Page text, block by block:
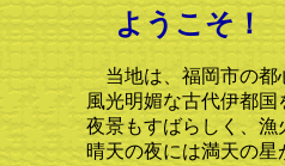
ようこそ！ 白
当地は、福岡市の都心か
風光明媚な古代伊都国を
夜景もすばらしく、漁火
晴天の夜には満天の星が近